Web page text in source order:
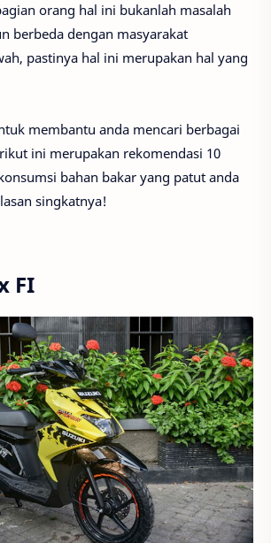
orang hal ini bukanlah masalah
berbeda dengan masyarakat
pastinya hal ini merupakan hal yang
membantu anda mencari berbagai
ini merupakan rekomendasi 10
bahan bakar yang patut anda
singkatnya!
FI